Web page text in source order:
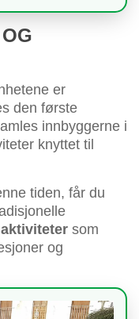
er
den første
innbyggerne i
knyttet til
tiden, får du
som
og